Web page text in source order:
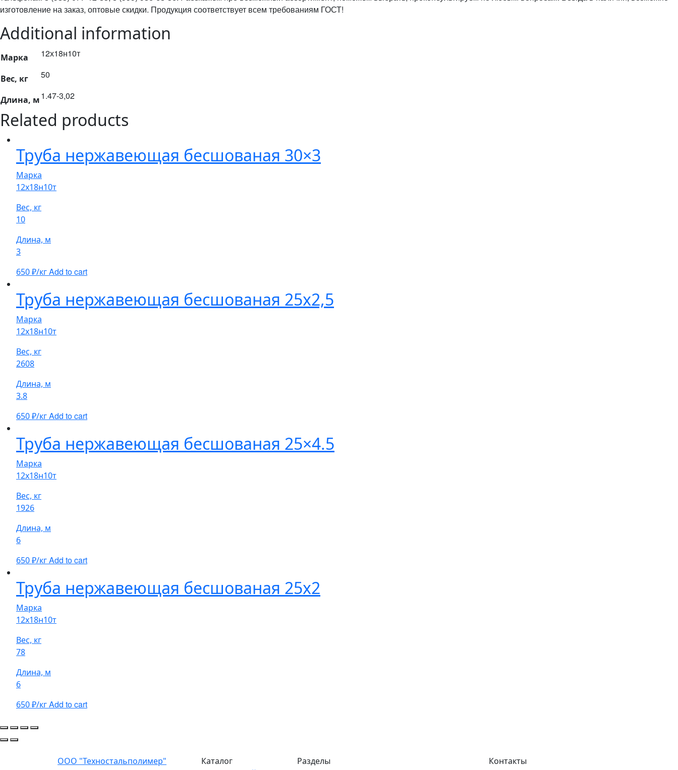
изготовление на заказ, оптовые скидки. Продукция соответствует всем требованиям ГОСТ!
Additional information
Марка 12х18н10т
Вес, кг 50
Длина, м1.47-3,02
Related products
Труба нержавеющая бесшованая 30×3
Марка
12х18н10т
Вес, кг
10
Длина, м
3
650₽/кгAdd to cart
Труба нержавеющая бесшованая 25х2,5
Марка
12х18н10т
Вес, кг
2608
Длина, м
3.8
650₽/кгAdd to cart
Труба нержавеющая бесшованая 25×4.5
Марка
12х18н10т
Вес, кг
1926
Длина, м
6
650₽/кгAdd to cart
Труба нержавеющая бесшованая 25х2
Марка
12х18н10т
Вес, кг
78
Длина, м
6
650₽/кгAdd to cart
ООО "Техностальполимер"
Каталог
Разделы
Контакты